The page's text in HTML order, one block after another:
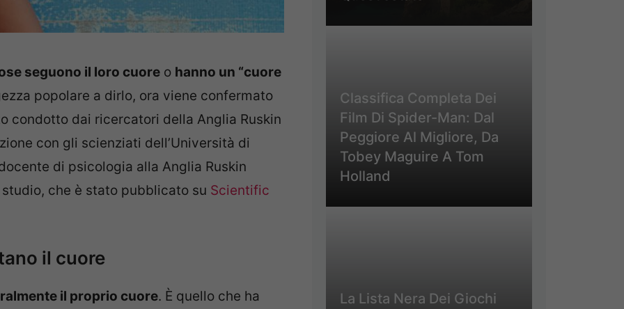
seguono il loro cuore o hanno un “cuore
popolare a dirlo, ora viene confermato
condotto dai ricercatori della Anglia Ruskin
con gli scienziati dell’Università di
di psicologia alla Anglia Ruskin
che è stato pubblicato su Scientific
il cuore
il proprio cuore. È quello che ha
Classifica Completa Dei
Film Di Spider-Man: Dal
Peggiore Al Migliore, Da
Tobey Maguire A Tom
Holland
La Lista Nera Dei Giochi